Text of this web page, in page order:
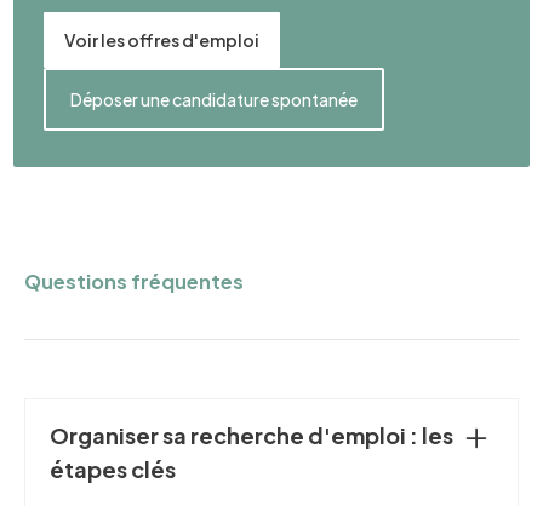
Voir les offres d'emploi
Déposer une candidature spontanée
Questions fréquentes
Organiser sa recherche d'emploi : les
étapes clés